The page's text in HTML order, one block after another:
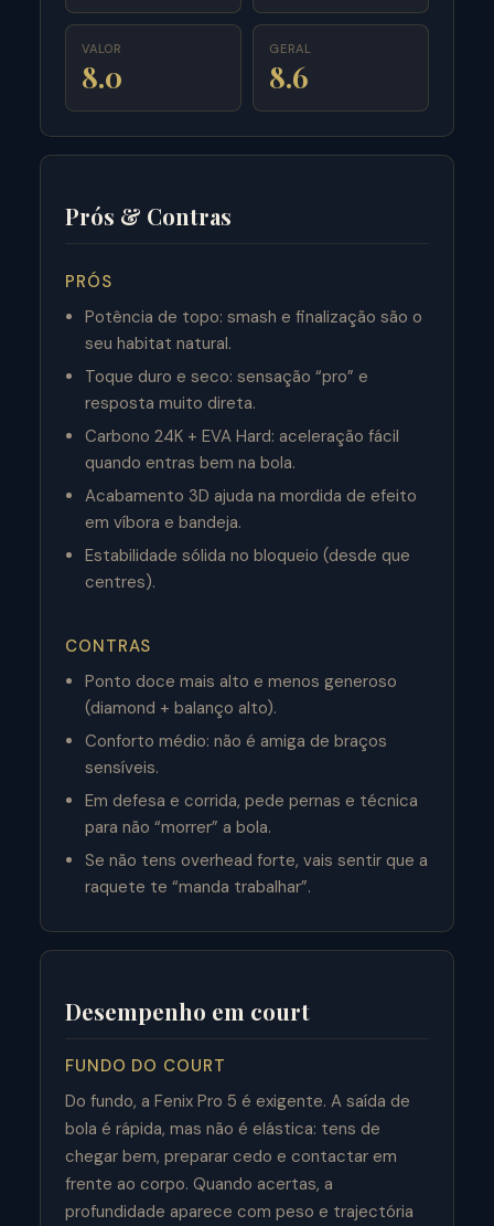
VALOR
8.0
GERAL
8.6
Prós & Contras
PRÓS
Potência de topo: smash e finalização são o
seu habitat natural.
Toque duro e seco: sensação “pro” e
resposta muito direta.
Carbono 24K + EVA Hard: aceleração fácil
quando entras bem na bola.
Acabamento 3D ajuda na mordida de efeito
em víbora e bandeja.
Estabilidade sólida no bloqueio (desde que
centres).
CONTRAS
Ponto doce mais alto e menos generoso
(diamond + balanço alto).
Conforto médio: não é amiga de braços
sensíveis.
Em defesa e corrida, pede pernas e técnica
para não “morrer” a bola.
Se não tens overhead forte, vais sentir que a
raquete te “manda trabalhar”.
Desempenho em court
FUNDO DO COURT
Do fundo, a Fenix Pro 5 é exigente. A saída de
bola é rápida, mas não é elástica: tens de
chegar bem, preparar cedo e contactar em
frente ao corpo. Quando acertas, a
profundidade aparece com peso e trajectória